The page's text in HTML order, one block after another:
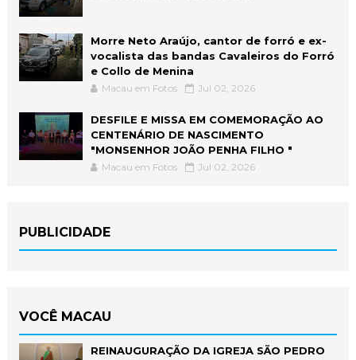
Morre Neto Araújo, cantor de forró e ex-
vocalista das bandas Cavaleiros do Forró
e Collo de Menina
Macau em Fotos Jul 02, 2026
DESFILE E MISSA EM COMEMORAÇÃO AO
CENTENÁRIO DE NASCIMENTO
"MONSENHOR JOÃO PENHA FILHO "
Macau em Fotos Jul 02, 2026
PUBLICIDADE
VOCÊ MACAU
REINAUGURAÇÃO DA IGREJA SÃO PEDRO